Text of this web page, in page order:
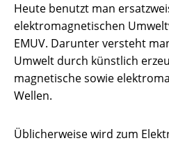
Heute benutzt man
elektromagnetischen
EMUV. Darunter versteht
Umwelt durch künstlich
magnetische sowie
Wellen.
Üblicherweise wird zum